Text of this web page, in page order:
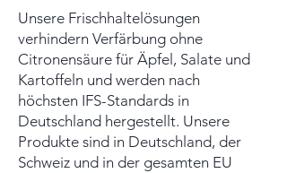
Unsere Frischhaltelösungen
verhindern Verfärbung ohne
Citronensäure für Äpfel, Salate und
Kartoffeln und werden nach
höchsten IFS-Standards in
Deutschland hergestellt. Unsere
Produkte sind in Deutschland, der
Schweiz und in der gesamten EU